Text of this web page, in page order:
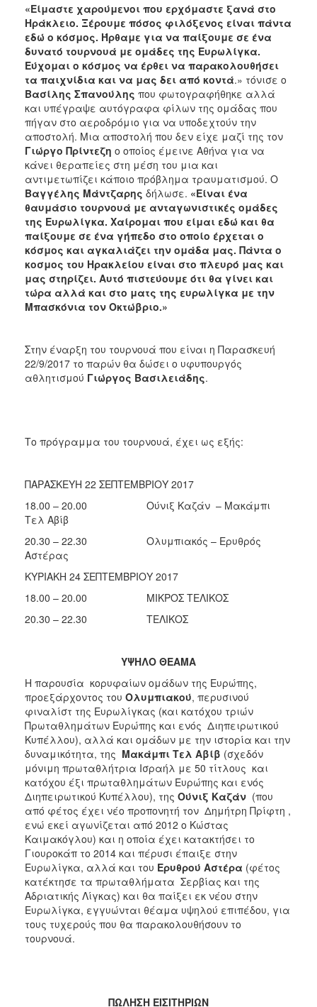
«Είμαστε χαρούμενοι που ερχόμαστε ξανά στο
Ηράκλειο. Ξέρουμε πόσος φιλόξενος είναι πάντα
εδώ ο κόσμος. Ήρθαμε για να παίξουμε σε ένα
δυνατό τουρνουά με ομάδες της Ευρωλίγκα.
Εύχομαι ο κόσμος να έρθει να παρακολουθήσει
τα παιχνίδια και να μας δει από κοντά.» τόνισε ο
Βασίλης Σπανούλης που φωτογραφήθηκε αλλά
και υπέγραψε αυτόγραφα φίλων της ομάδας που
πήγαν στο αεροδρόμιο για να υποδεχτούν την
αποστολή. Μια αποστολή που δεν είχε μαζί της τον
Γιώργο Πρίντεζη ο οποίος έμεινε Αθήνα για να
κάνει θεραπείες στη μέση του μια και
αντιμετωπίζει κάποιο πρόβλημα τραυματισμού. Ο
Βαγγέλης Μάντζαρης δήλωσε. «Είναι ένα
θαυμάσιο τουρνουά με ανταγωνιστικές ομάδες
της Ευρωλίγκα. Χαίρομαι που είμαι εδώ και θα
παίξουμε σε ένα γήπεδο στο οποίο έρχεται ο
κόσμος και αγκαλιάζει την ομάδα μας. Πάντα ο
κοσμος του Ηρακλείου είναι στο πλευρό μας και
μας στηρίζει. Αυτό πιστεύουμε ότι θα γίνει και
τώρα αλλά και στο ματς της ευρωλίγκα με την
Μπασκόνια τον Οκτώβριο.»
Στην έναρξη του τουρνουά που είναι η Παρασκευή
22/9/2017 το παρών θα δώσει ο υφυπουργός
αθλητισμού Γιώργος Βασιλειάδης.
Το πρόγραμμα του τουρνουά, έχει ως εξής:
ΠΑΡΑΣΚΕΥΗ 22 ΣΕΠΤΕΜΒΡΙΟΥ 2017
18.00 – 20.00 Ούνιξ Καζάν – Μακάμπι
Τελ Αβίβ
20.30 – 22.30 Ολυμπιακός – Ερυθρός
Αστέρας
ΚΥΡΙΑΚΗ 24 ΣΕΠΤΕΜΒΡΙΟΥ 2017
18.00 – 20.00 ΜΙΚΡΟΣ ΤΕΛΙΚΟΣ
20.30 – 22.30 ΤΕΛΙΚΟΣ
ΥΨΗΛΟ ΘΕΑΜΑ
Η παρουσία κορυφαίων ομάδων της Ευρώπης,
προεξάρχοντος του Ολυμπιακού, περυσινού
φιναλίστ της Ευρωλίγκας (και κατόχου τριών
Πρωταθλημάτων Ευρώπης και ενός Διηπειρωτικού
Κυπέλλου), αλλά και ομάδων με την ιστορία και την
δυναμικότητα, της Μακάμπι Τελ Αβίβ (σχεδόν
μόνιμη πρωταθλήτρια Ισραήλ με 50 τίτλους και
κατόχου έξι πρωταθλημάτων Ευρώπης και ενός
Διηπειρωτικού Κυπέλλου), της Ούνιξ Καζάν (που
από φέτος έχει νέο προπονητή τον Δημήτρη Πρίφτη ,
ενώ εκεί αγωνίζεται από 2012 ο Κώστας
Καιμακόγλου) και η οποία έχει κατακτήσει το
Γιουροκάπ το 2014 και πέρυσι έπαιξε στην
Ευρωλίγκα, αλλά και του Ερυθρού Αστέρα (φέτος
κατέκτησε τα πρωταθλήματα Σερβίας και της
Αδριατικής Λίγκας) και θα παίξει εκ νέου στην
Ευρωλίγκα, εγγυώνται θέαμα υψηλού επιπέδου, για
τους τυχερούς που θα παρακολουθήσουν το
τουρνουά.
ΠΩΛΗΣΗ ΕΙΣΙΤΗΡΙΩΝ